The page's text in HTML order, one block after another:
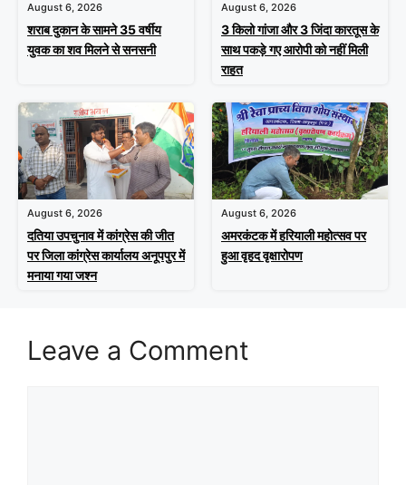
August 6, 2026
शराब दुकान के सामने 35 वर्षीय
युवक का शव मिलने से सनसनी
August 6, 2026
3 किलो गांजा और 3 जिंदा कारतूस के
साथ पकड़े गए आरोपी को नहीं मिली
राहत
August 6, 2026
दतिया उपचुनाव में कांग्रेस की जीत
पर जिला कांग्रेस कार्यालय अनूपपुर में
मनाया गया जश्न
August 6, 2026
अमरकंटक में हरियाली महोत्सव पर
हुआ वृहद वृक्षारोपण
Leave a Comment